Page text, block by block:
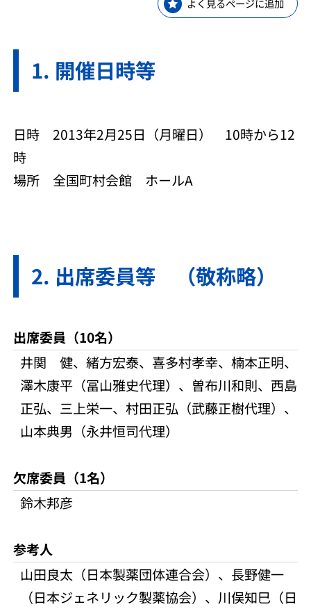
よく見るページに追加
開催日時等
日時 2013年2月25日（月曜日） 10時から12
時
場所 全国町村会館 ホールA
出席委員等 （敬称略）
出席委員（10名）
井関 健、緒方宏泰、喜多村孝幸、楠本正明、
澤木康平（冨山雅史代理）、曽布川和則、西島
正弘、三上栄一、村田正弘（武藤正樹代理）、
山本典男（永井恒司代理）
欠席委員（1名）
鈴木邦彦
参考人
山田良太（日本製薬団体連合会）、長野健一
（日本ジェネリック製薬協会）、川俣知巳（日